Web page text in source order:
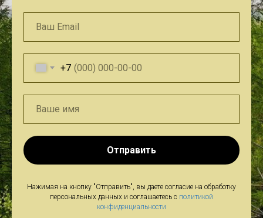
+7
Отправить
Нажимая на кнопку "Отправить", вы даете согласие на обработку
персональных данных и соглашаетесь c политикой
конфиденциальности